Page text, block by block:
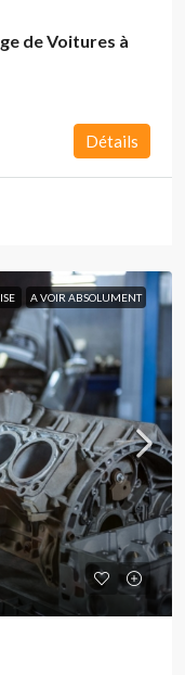
de Voitures à
Détails
A VOIR ABSOLUMENT